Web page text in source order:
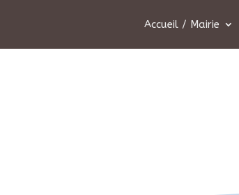
Accueil / Mairie